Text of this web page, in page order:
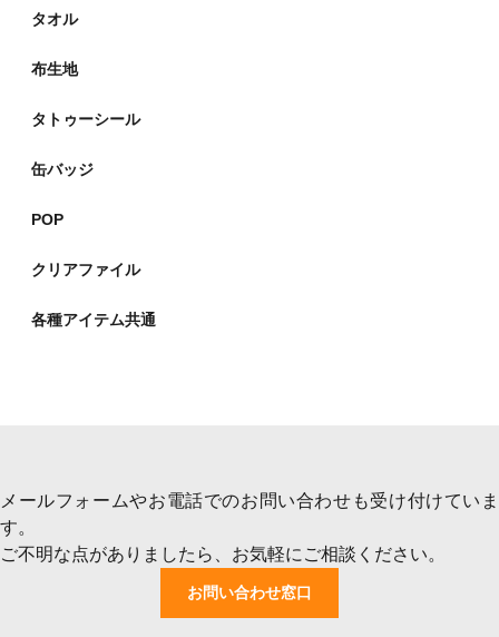
タオル
布生地
タトゥーシール
缶バッジ
POP
クリアファイル
各種アイテム共通
メールフォームやお電話でのお問い合わせも受け付けていま
す。
ご不明な点がありましたら、お気軽にご相談ください。
お問い合わせ窓口